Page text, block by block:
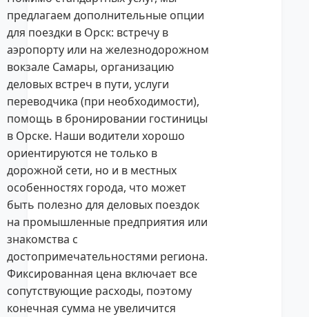
предлагаем дополнительные опции
для поездки в Орск: встречу в
аэропорту или на железнодорожном
вокзале Самары, организацию
деловых встреч в пути, услуги
переводчика (при необходимости),
помощь в бронировании гостиницы
в Орске. Наши водители хорошо
ориентируются не только в
дорожной сети, но и в местных
особенностях города, что может
быть полезно для деловых поездок
на промышленные предприятия или
знакомства с
достопримечательностями региона.
Фиксированная цена включает все
сопутствующие расходы, поэтому
конечная сумма не увеличится